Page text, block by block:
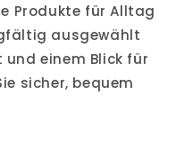
Produkte für Alltag
ausgewählt
einem Blick für
sicher, bequem